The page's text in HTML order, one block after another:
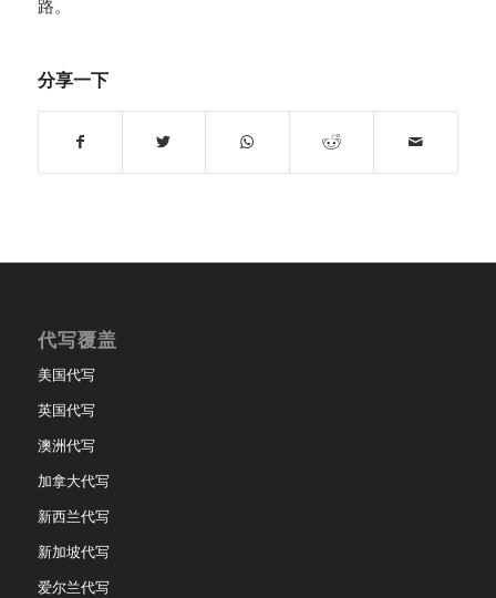
路。
分享一下
代写覆盖
美国代写
英国代写
澳洲代写
加拿大代写
新西兰代写
新加坡代写
爱尔兰代写